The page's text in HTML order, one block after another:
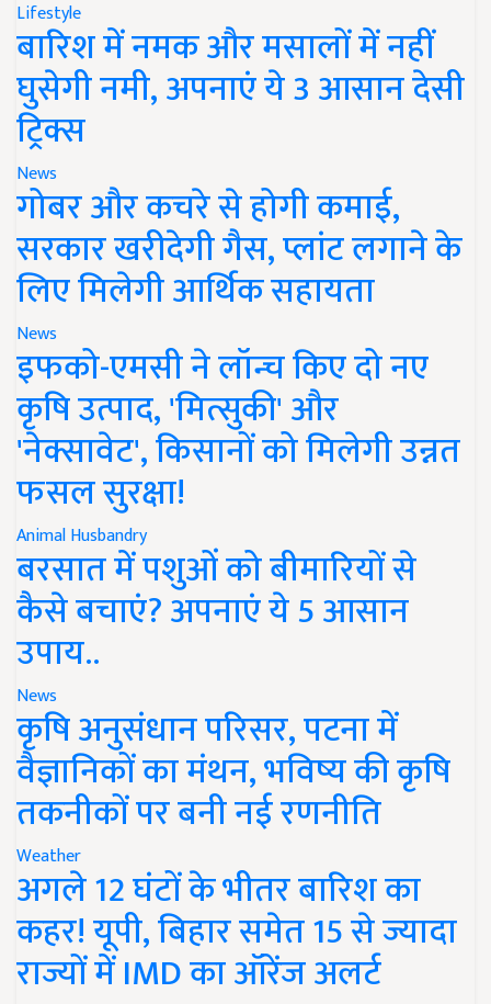
Lifestyle
बारिश में नमक और मसालों में नहीं
घुसेगी नमी, अपनाएं ये 3 आसान देसी
ट्रिक्स
News
गोबर और कचरे से होगी कमाई,
सरकार खरीदेगी गैस, प्लांट लगाने के
लिए मिलेगी आर्थिक सहायता
News
इफको-एमसी ने लॉन्च किए दो नए
कृषि उत्पाद, 'मित्सुकी' और
'नेक्सावेट', किसानों को मिलेगी उन्नत
फसल सुरक्षा!
Animal Husbandry
बरसात में पशुओं को बीमारियों से
कैसे बचाएं? अपनाएं ये 5 आसान
उपाय..
News
कृषि अनुसंधान परिसर, पटना में
वैज्ञानिकों का मंथन, भविष्य की कृषि
तकनीकों पर बनी नई रणनीति
Weather
अगले 12 घंटों के भीतर बारिश का
कहर! यूपी, बिहार समेत 15 से ज्यादा
राज्यों में IMD का ऑरेंज अलर्ट